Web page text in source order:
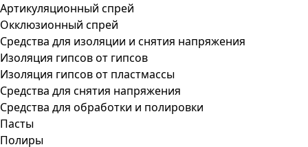
Артикуляционный спрей
Окклюзионный спрей
Средства для изоляции и снятия напряжения
Изоляция гипсов от гипсов
Изоляция гипсов от пластмассы
Средства для снятия напряжения
Средства для обработки и полировки
Пасты
Полиры